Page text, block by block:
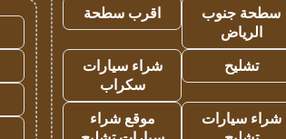
سطحة جنوب
الرياض
اقرب سطحة
تشليح
شراء سيارات
سكراب
شراء سيارات
موقع شراء